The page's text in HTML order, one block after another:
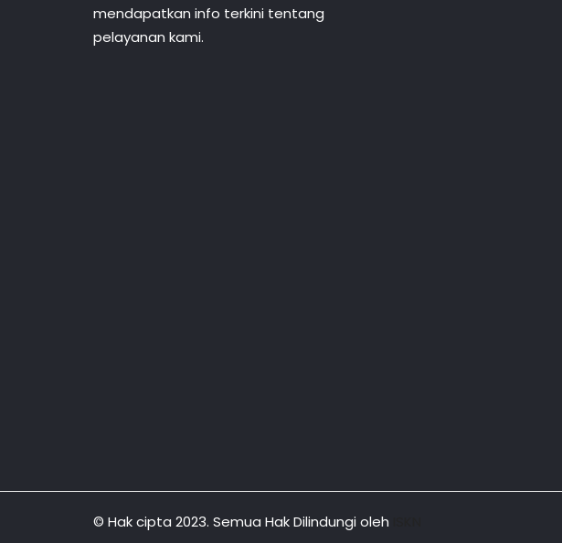
mendapatkan info terkini tentang
pelayanan kami.
© Hak cipta 2023. Semua Hak Dilindungi oleh